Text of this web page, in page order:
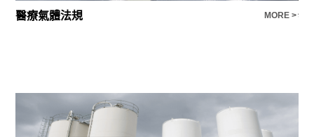
醫療氣體法規 MORE >特